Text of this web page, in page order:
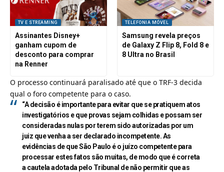
TV E STREAMING
Assinantes Disney+
ganham cupom de
desconto para comprar
na Renner
TELEFONIA MÓVEL
Samsung revela preços
de Galaxy Z Flip 8, Fold 8 e
8 Ultra no Brasil
O processo continuará paralisado até que o TRF-3 decida
qual o foro competente para o caso.
“A decisão é importante para evitar que se pratiquem atos
investigatórios e que provas sejam colhidas e possam ser
consideradas nulas por terem sido autorizadas por um
juiz que venha a ser declarado incompetente. As
evidências de que São Paulo é o juízo competente para
processar estes fatos são muitas, de modo que é correta
a cautela adotada pelo Tribunal de não permitir que as